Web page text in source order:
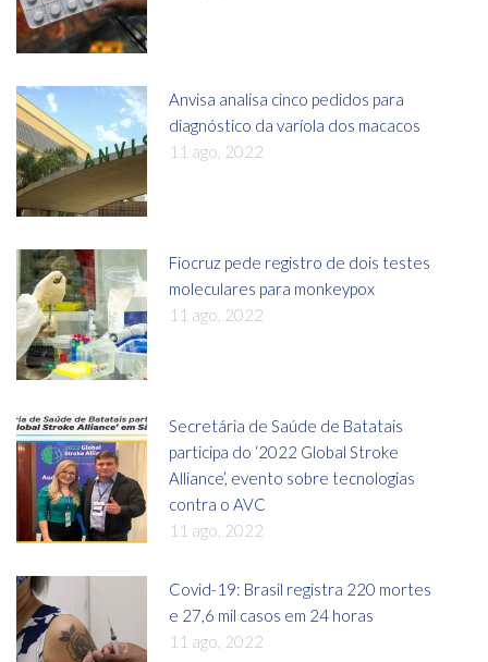
Anvisa analisa cinco pedidos para
diagnóstico da varíola dos macacos
11 ago, 2022
Fiocruz pede registro de dois testes
moleculares para monkeypox
11 ago, 2022
Secretária de Saúde de Batatais
participa do ‘2022 Global Stroke
Alliance’, evento sobre tecnologias
contra o AVC
11 ago, 2022
Covid-19: Brasil registra 220 mortes
e 27,6 mil casos em 24 horas
11 ago, 2022